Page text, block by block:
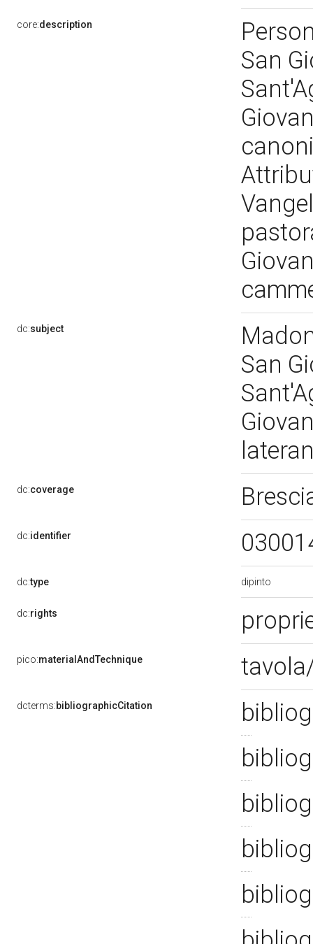
core:description
San
dc:subject
San
dc:coverage
dc:identifier
dc:type dipinto
dc:rights
pico:materialAndTechnique
dcterms:bibliographicCitation